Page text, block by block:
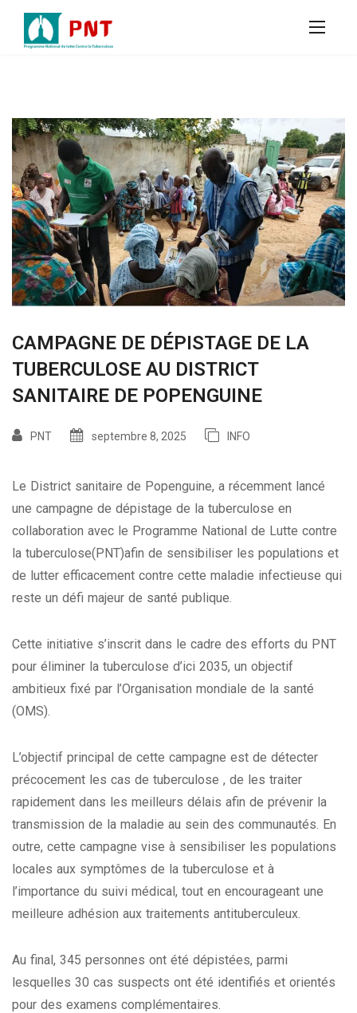
CAMPAGNE DE DÉPISTAGE DE LA
TUBERCULOSE AU DISTRICT
SANITAIRE DE POPENGUINE
PNT septembre 8, 2025 INFO
Le District sanitaire de Popenguine, a récemment lancé
une campagne de dépistage de la tuberculose en
collaboration avec le Programme National de Lutte contre
la tuberculose(PNT)afin de sensibiliser les populations et
de lutter efficacement contre cette maladie infectieuse qui
reste un défi majeur de santé publique.
Cette initiative s’inscrit dans le cadre des efforts du PNT
pour éliminer la tuberculose d’ici 2035, un objectif
ambitieux fixé par l’Organisation mondiale de la santé
(OMS).
L’objectif principal de cette campagne est de détecter
précocement les cas de tuberculose , de les traiter
rapidement dans les meilleurs délais afin de prévenir la
transmission de la maladie au sein des communautés. En
outre, cette campagne vise à sensibiliser les populations
locales aux symptômes de la tuberculose et à
l’importance du suivi médical, tout en encourageant une
meilleure adhésion aux traitements antituberculeux.
Au final, 345 personnes ont été dépistées, parmi
lesquelles 30 cas suspects ont été identifiés et orientés
pour des examens complémentaires.